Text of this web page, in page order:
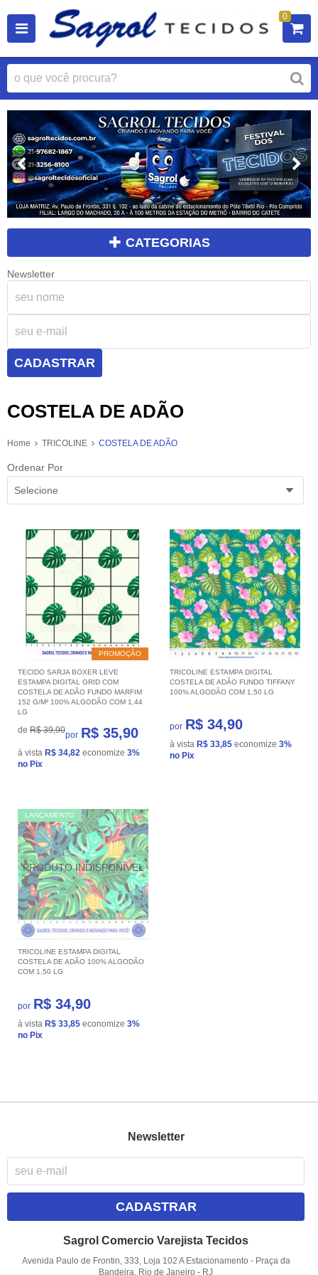
0
CATEGORIAS
Newsletter
CADASTRAR
COSTELA DE ADÃO
Home TRICOLINE COSTELA DE ADÃO
Ordenar Por
Selecione
PROMOÇÃO
TECIDO SARJA BOXER LEVE
ESTAMPA DIGITAL GRID COM
COSTELA DE ADÃO FUNDO MARFIM
152 G/M² 100% ALGODÃO COM 1,44
LG
de R$ 39,90por R$ 35,90
à vista R$ 34,82 economize 3%
no Pix
TRICOLINE ESTAMPA DIGITAL
COSTELA DE ADÃO FUNDO TIFFANY
100% ALGODÃO COM 1,50 LG
por R$ 34,90
à vista R$ 33,85 economize 3%
no Pix
LANÇAMENTO
TRICOLINE ESTAMPA DIGITAL
COSTELA DE ADÃO 100% ALGODÃO
COM 1,50 LG
por R$ 34,90
à vista R$ 33,85 economize 3%
no Pix
Newsletter
CADASTRAR
Sagrol Comercio Varejista Tecidos
Avenida Paulo de Frontin, 333, Loja 102 A Estacionamento - Praça da
Bandeira, Rio de Janeiro - RJ